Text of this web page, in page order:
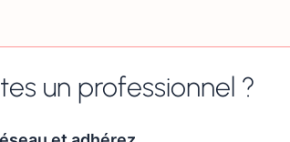
un professionnel ?